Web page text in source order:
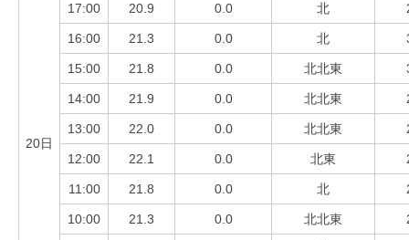
20日
17:00 20.9 0.0 北
16:00 21.3 0.0 北
15:00 21.8 0.0 北北東
14:00 21.9 0.0 北北東
13:00 22.0 0.0 北北東
12:00 22.1 0.0 北東
11:00 21.8 0.0 北
10:00 21.3 0.0 北北東